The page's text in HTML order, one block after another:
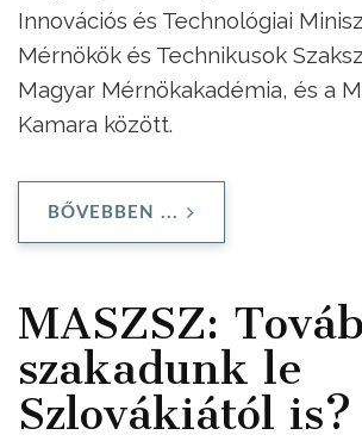
Innovációs és Technológiai
Mérnökök és Technikusok
Magyar Mérnökakadémia, és a
Kamara között.
BŐVEBBEN ...
MASZSZ:
szakadunk le
Szlovákiától is?